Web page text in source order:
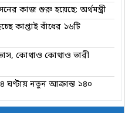
কাজ শুরু হয়েছে: অর্থমন্ত্রী
কাপ্তাই বাঁধের ১৬টি
কোথাও কোথাও ভারী
ঘণ্টায় নতুন আক্রান্ত ১৪০